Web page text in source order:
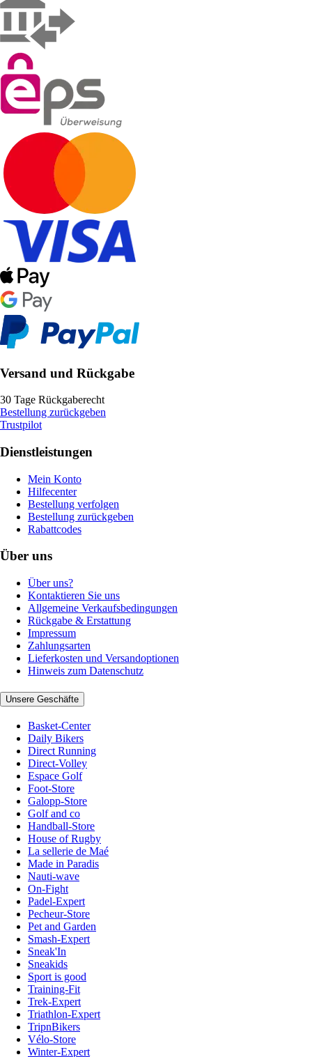
Versand und Rückgabe
30 Tage Rückgaberecht
Bestellung zurückgeben
Trustpilot
Dienstleistungen
Mein Konto
Hilfecenter
Bestellung verfolgen
Bestellung zurückgeben
Rabattcodes
Über uns
Über uns?
Kontaktieren Sie uns
Allgemeine Verkaufsbedingungen
Rückgabe & Erstattung
Impressum
Zahlungsarten
Lieferkosten und Versandoptionen
Hinweis zum Datenschutz
Unsere Geschäfte
Basket-Center
Daily Bikers
Direct Running
Direct-Volley
Espace Golf
Foot-Store
Galopp-Store
Golf and co
Handball-Store
House of Rugby
La sellerie de Maé
Made in Paradis
Nauti-wave
On-Fight
Padel-Expert
Pecheur-Store
Pet and Garden
Smash-Expert
Sneak'In
Sneakids
Sport is good
Training-Fit
Trek-Expert
Triathlon-Expert
TripnBikers
Vélo-Store
Winter-Expert